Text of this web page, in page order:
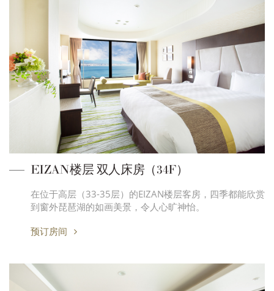
EIZAN楼层 双人床房（34F）
在位于高层（33-35层）的EIZAN楼层客房，四季都能欣赏
到窗外琵琶湖的如画美景，令人心旷神怡。
预订房间